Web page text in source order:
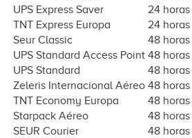
UPS Express Saver
24 horas
TNT Express Europa
24 horas
Seur Classic
48 horas
UPS Standard Access Point 48 horas
UPS Standard
48 horas
Zeleris Internacional Aéreo 48 horas
TNT Economy Europa
48 horas
Starpack Aéreo
48 horas
SEUR Courier
48 horas